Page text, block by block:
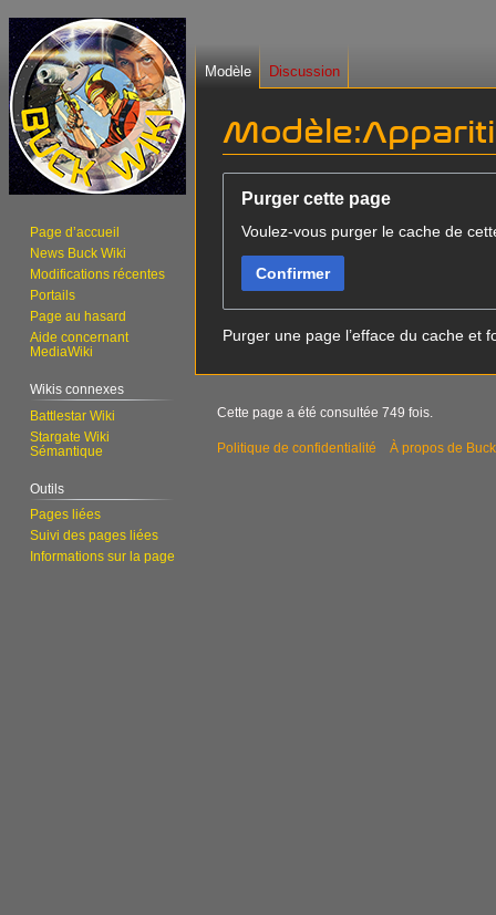
navigation
recherche
Purger cette page
Voulez-vous purger le cache de
Confirmer
Purger une page l’efface du cache et
Modèle Discussion
Page d’accueil
News Buck Wiki
Modifications récentes
Portails
Page au hasard
Aide concernant
MediaWiki
Wikis connexes
Battlestar Wiki
Stargate Wiki
Sémantique
Outils
Pages liées
Suivi des pages liées
Informations sur la page
Cette page a été consultée 749 fois.
Politique de confidentialité À propos de